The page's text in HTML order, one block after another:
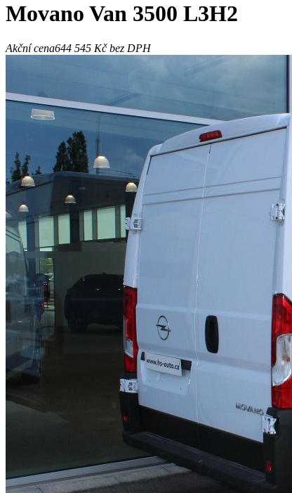
Movano Van 3500 L3H2
Akční cena644 545 Kčbez DPH